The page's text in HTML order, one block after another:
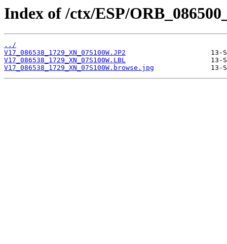
Index of /ctx/ESP/
../
V17_086538_1729_XN_07S100W.JP2
V17_086538_1729_XN_07S100W.LBL
V17_086538_1729_XN_07S100W.browse.jpg